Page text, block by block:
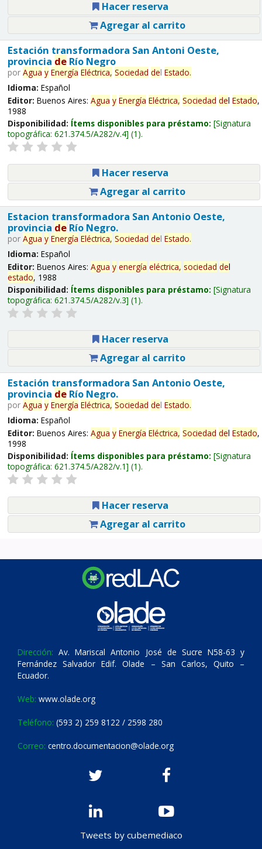
Hacer reserva
Agregar al carrito
Estación transformadora San Antoni Oeste,
provincia deRío Negro
por Agua y Energía Eléctrica, Sociedad del Estado.
Idioma: Español
Editor: Buenos Aires: Agua y Energía Eléctrica, Sociedad del Estado,
1988
Disponibilidad: Ítems disponibles para préstamo: Signatura
topográfica: 621.374.5/A282/v.4 (1).
Hacer reserva
Agregar al carrito
Estacion transformadora San Antonio Oeste,
provincia deRío Negro.
por Agua y Energía Eléctrica, Sociedad del Estado.
Idioma: Español
Editor: Buenos Aires: Agua y energía eléctrica, sociedad del
estado, 1988
Disponibilidad: Ítems disponibles para préstamo: Signatura
topográfica: 621.374.5/A282/v.3 (1).
Hacer reserva
Agregar al carrito
Estación transformadora San Antonio Oeste,
provincia deRío Negro.
por Agua y Energía Eléctrica, Sociedad del Estado.
Idioma: Español
Editor: Buenos Aires: Agua y Energía Eléctrica, Sociedad del Estado,
1998
Disponibilidad: Ítems disponibles para préstamo: Signatura
topográfica: 621.374.5/A282/v.1 (1).
Hacer reserva
Agregar al carrito
Dirección: Av. Mariscal Antonio José de Sucre N58-63 y
Fernández Salvador Edif. Olade – San Carlos, Quito –
Ecuador.
Web: www.olade.org
Teléfono: (593 2) 259 8122 / 2598 280
Correo: centro.documentacion@olade.org
Tweets by cubemediaco